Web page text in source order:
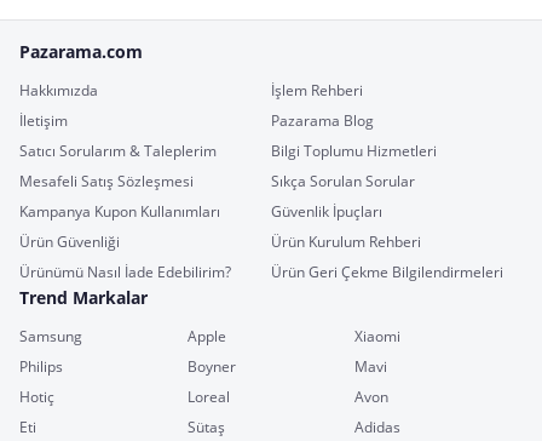
Pazarama.com
Hakkımızda
İşlem Rehberi
İletişim
Pazarama Blog
Satıcı Sorularım & Taleplerim
Bilgi Toplumu Hizmetleri
Mesafeli Satış Sözleşmesi
Sıkça Sorulan Sorular
Kampanya Kupon Kullanımları
Güvenlik İpuçları
Ürün Güvenliği
Ürün Kurulum Rehberi
Ürünümü Nasıl İade Edebilirim?
Ürün Geri Çekme Bilgilendirmeleri
Trend Markalar
Samsung Apple
Xiaomi
Philips
Boyner
Mavi
Hotiç
Loreal
Avon
Eti
Sütaş
Adidas